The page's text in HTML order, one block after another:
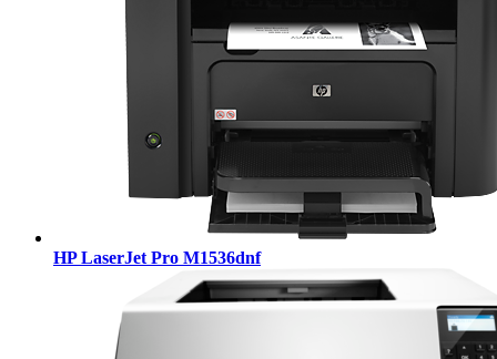
HP LaserJet Pro M1536dnf